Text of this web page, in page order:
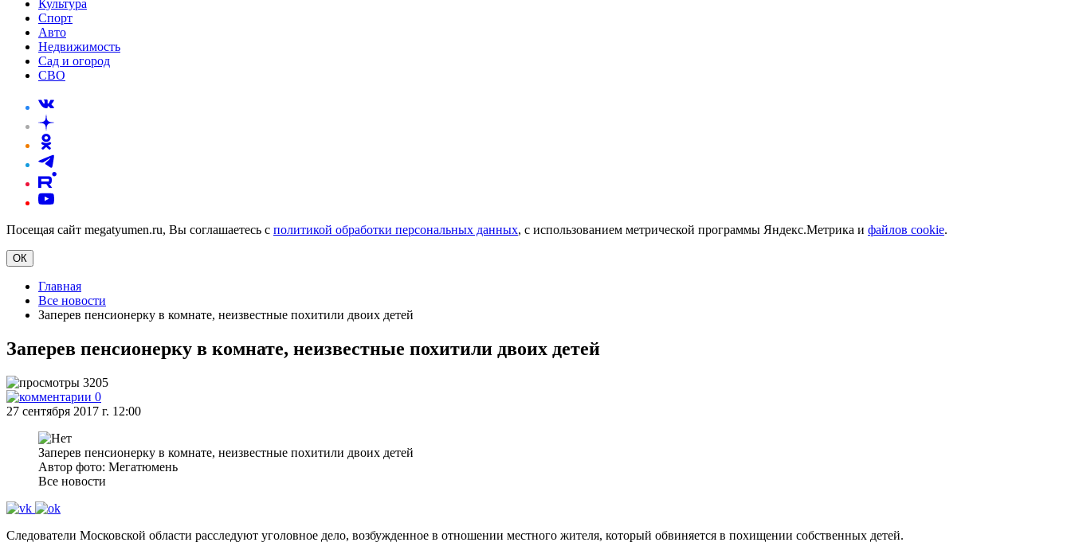
Культура
Спорт
Авто
Недвижимость
Сад и огород
СВО
Посещая сайт megatyumen.ru, Вы соглашаетесь с политикой обработки персональных данных, с использованием метрической программы Яндекс.Метрика и файлов cookie.
ОК
Главная
Все новости
Заперев пенсионерку в комнате, неизвестные похитили двоих детей
Заперев пенсионерку в комнате, неизвестные похитили двоих детей
3205
0
27 сентября 2017 г. 12:00
Заперев пенсионерку в комнате, неизвестные похитили двоих детей
Автор фото: Мегатюмень
Все новости
Следователи Московской области расследуют уголовное дело, возбужденное в отношении местного жителя, который обвиняется в похищении собственных детей.